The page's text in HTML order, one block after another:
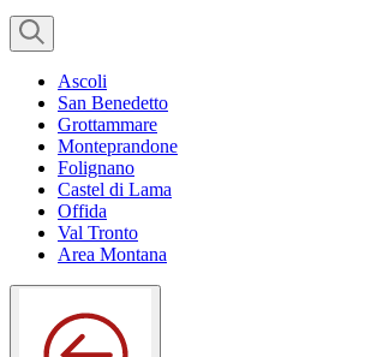
Ascoli
San Benedetto
Grottammare
Monteprandone
Folignano
Castel di Lama
Offida
Val Tronto
Area Montana